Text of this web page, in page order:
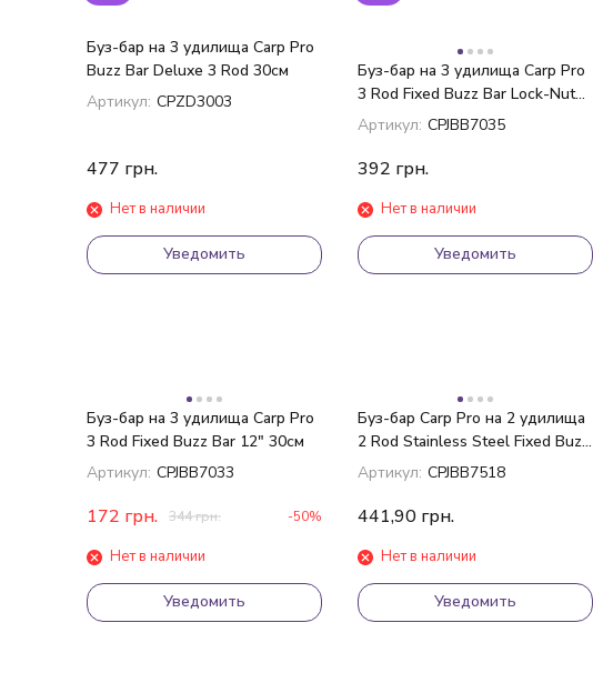
Буз-бар на 3 удилища Carp Pro
Buzz Bar Deluxe 3 Rod 30см
Артикул: CPZD3003
477 грн.
Нет в наличии
Уведомить
Буз-бар на 3 удилища Carp Pro
3 Rod Fixed Buzz Bar Lock-Nut
12" 30см
Артикул: CPJBB7035
392 грн.
Нет в наличии
Уведомить
Буз-бар на 3 удилища Carp Pro
3 Rod Fixed Buzz Bar 12" 30см
Артикул: CPJBB7033
172 грн. 344грн. -50%
Нет в наличии
Уведомить
Буз-бар Carp Pro на 2 удилища
2 Rod Stainless Steel Fixed Buzz
Bar 12" 30см
Артикул: CPJBB7518
441,90 грн.
Нет в наличии
Уведомить